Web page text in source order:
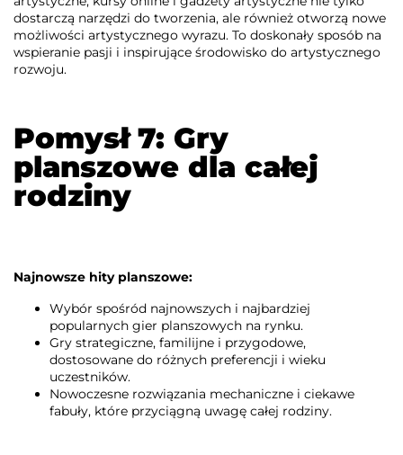
dostarczą narzędzi do tworzenia, ale również otworzą nowe
możliwości artystycznego wyrazu. To doskonały sposób na
wspieranie pasji i inspirujące środowisko do artystycznego
rozwoju.
Pomysł 7: Gry
planszowe dla całej
rodziny
Najnowsze hity planszowe:
Wybór spośród najnowszych i najbardziej
popularnych gier planszowych na rynku.
Gry strategiczne, familijne i przygodowe,
dostosowane do różnych preferencji i wieku
uczestników.
Nowoczesne rozwiązania mechaniczne i ciekawe
fabuły, które przyciągną uwagę całej rodziny.